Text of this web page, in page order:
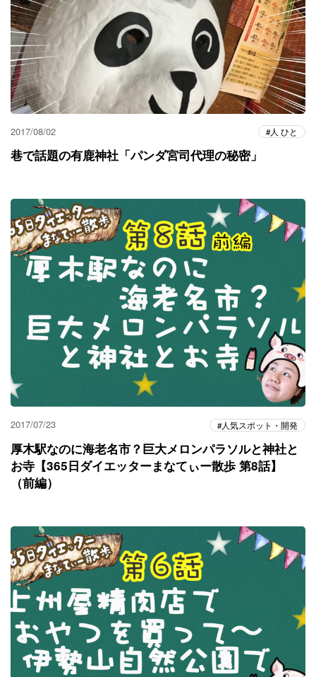
2017/08/02 人 ひと
巷で話題の有鹿神社「パンダ宮司代理の秘密」
2017/07/23 人気スポット・開発
厚木駅なのに海老名市？巨大メロンパラソルと神社と
お寺【365日ダイエッターまなてぃー散歩 第8話】
（前編）